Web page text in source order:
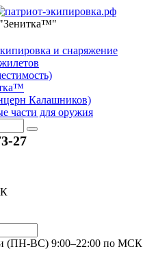
и снаряжение
Калашников)
части для оружия
27
(ПН-ВС) 9:00–22:00 по МСК